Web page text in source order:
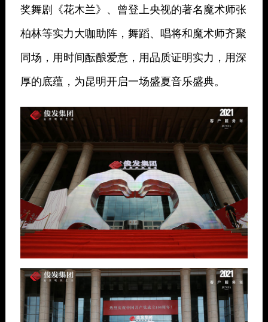
奖舞剧《花木兰》、曾登上央视的著名魔术师张
柏林等实力大咖助阵，舞蹈、唱将和魔术师齐聚
同场，用时间酝酿爱意，用品质证明实力，用深
厚的底蕴，为昆明开启一场盛夏音乐盛典。